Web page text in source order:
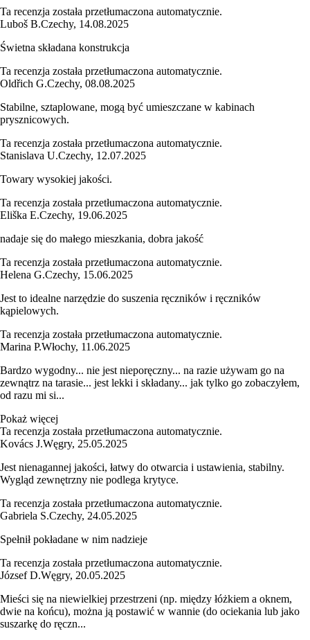
Ta recenzja została przetłumaczona automatycznie.
Luboš B.Czechy, 14.08.2025
Świetna składana konstrukcja
Ta recenzja została przetłumaczona automatycznie.
Oldřich G.Czechy, 08.08.2025
Stabilne, sztaplowane, mogą być umieszczane w kabinach
prysznicowych.
Ta recenzja została przetłumaczona automatycznie.
Stanislava U.Czechy, 12.07.2025
Towary wysokiej jakości.
Ta recenzja została przetłumaczona automatycznie.
Eliška E.Czechy, 19.06.2025
nadaje się do małego mieszkania, dobra jakość
Ta recenzja została przetłumaczona automatycznie.
Helena G.Czechy, 15.06.2025
Jest to idealne narzędzie do suszenia ręczników i ręczników
kąpielowych.
Ta recenzja została przetłumaczona automatycznie.
Marina P.Włochy, 11.06.2025
Bardzo wygodny... nie jest nieporęczny... na razie używam go na
zewnątrz na tarasie... jest lekki i składany... jak tylko go zobaczyłem,
od razu mi si...
Pokaż więcej
Ta recenzja została przetłumaczona automatycznie.
Kovács J.Węgry, 25.05.2025
Jest nienagannej jakości, łatwy do otwarcia i ustawienia, stabilny.
Wygląd zewnętrzny nie podlega krytyce.
Ta recenzja została przetłumaczona automatycznie.
Gabriela S.Czechy, 24.05.2025
Spełnił pokładane w nim nadzieje
Ta recenzja została przetłumaczona automatycznie.
József D.Węgry, 20.05.2025
Mieści się na niewielkiej przestrzeni (np. między łóżkiem a oknem,
dwie na końcu), można ją postawić w wannie (do ociekania lub jako
suszarkę do ręczn...